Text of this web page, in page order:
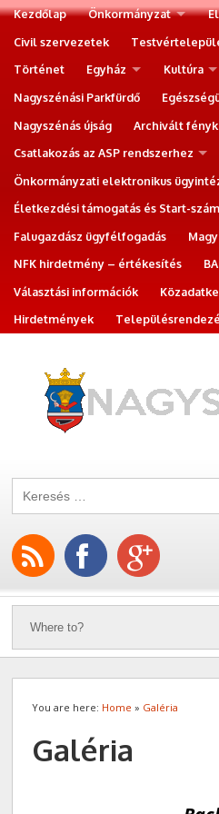
Kezdőlap Önkormányzat
Civil szervezetek
Történet
Egyház Kultúra
Nagyszénási Parkfürdő
Nagyszénás újság
Archivált
Csatlakozás az ASP rendszerhez
Önkormányzati elektronikus
Életkezdési támogatás és Start-
Falugazdász ügyfélfogadás
NFK hirdetmény – értékesítés
Választási információk
Hirdetmények
You are here: Home » Galéria
Galéria